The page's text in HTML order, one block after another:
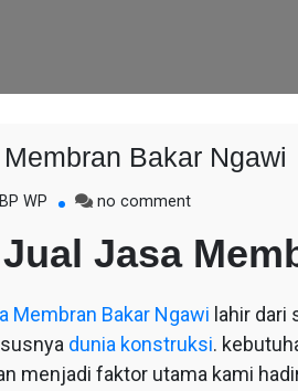
Bakar Ngawi
WP no commenton
Jasa
Membran
Ngawi
Jual Jasa
Membran Bakar Ngawi lahir dari
dunia konstruksi.
menjadi faktor utama kami